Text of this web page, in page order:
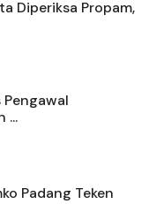
Diperiksa Propam,
...
Padang Teken